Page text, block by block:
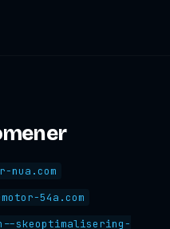
nua.com
54a.com
skeoptimalisering-